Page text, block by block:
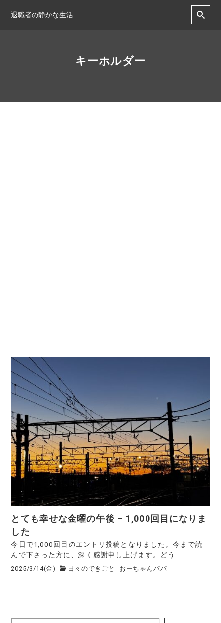
退職者の静かな生活
キーホルダー
とても幸せな金曜の午後 – 1,000回目になりま
した
今日で1,000回目のエントリ投稿となりました。今まで読
んで下さった方に、深く感謝申し上げます。どう...
2025/3/14(金) 日々のできごと おーちゃんパパ